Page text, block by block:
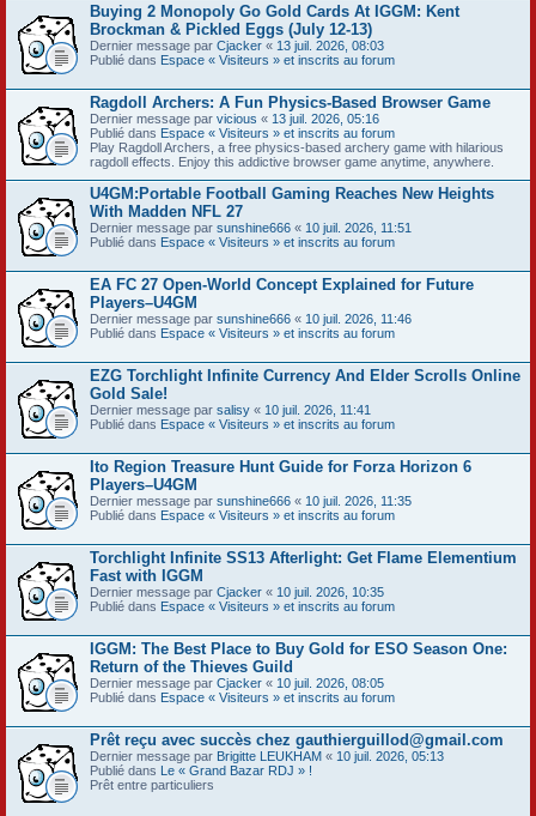
Buying 2 Monopoly Go Gold Cards At IGGM: Kent
Brockman & Pickled Eggs (July 12-13)
Dernier message par Cjacker « 13 juil. 2026, 08:03
Publié dans Espace « Visiteurs » et inscrits au forum
Ragdoll Archers: A Fun Physics-Based Browser Game
Dernier message par vicious « 13 juil. 2026, 05:16
Publié dans Espace « Visiteurs » et inscrits au forum
Play Ragdoll Archers, a free physics-based archery game with hilarious
ragdoll effects. Enjoy this addictive browser game anytime, anywhere.
U4GM:Portable Football Gaming Reaches New Heights
With Madden NFL 27
Dernier message par sunshine666 « 10 juil. 2026, 11:51
Publié dans Espace « Visiteurs » et inscrits au forum
EA FC 27 Open-World Concept Explained for Future
Players–U4GM
Dernier message par sunshine666 « 10 juil. 2026, 11:46
Publié dans Espace « Visiteurs » et inscrits au forum
EZG Torchlight Infinite Currency And Elder Scrolls Online
Gold Sale!
Dernier message par salisy « 10 juil. 2026, 11:41
Publié dans Espace « Visiteurs » et inscrits au forum
Ito Region Treasure Hunt Guide for Forza Horizon 6
Players–U4GM
Dernier message par sunshine666 « 10 juil. 2026, 11:35
Publié dans Espace « Visiteurs » et inscrits au forum
Torchlight Infinite SS13 Afterlight: Get Flame Elementium
Fast with IGGM
Dernier message par Cjacker « 10 juil. 2026, 10:35
Publié dans Espace « Visiteurs » et inscrits au forum
IGGM: The Best Place to Buy Gold for ESO Season One:
Return of the Thieves Guild
Dernier message par Cjacker « 10 juil. 2026, 08:05
Publié dans Espace « Visiteurs » et inscrits au forum
Prêt reçu avec succès chez gauthierguillod@gmail.com
Dernier message par Brigitte LEUKHAM « 10 juil. 2026, 05:13
Publié dans Le « Grand Bazar RDJ » !
Prêt entre particuliers